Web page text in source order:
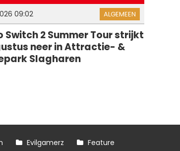
09:02 ALGEMEEN
Switch 2 Summer Tour strijkt
neer in Attractie- &
Slagharen
Evilgamerz Feature